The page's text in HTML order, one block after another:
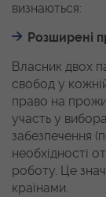
визнаються:
Розширені
Власник двох
свобод у
право на
участь у
забезпечення
необхідності
роботу. Це
країнами.